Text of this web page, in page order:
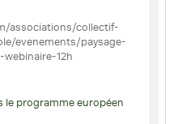
associations/collectif-
evenements/paysage-
12h
le programme européen